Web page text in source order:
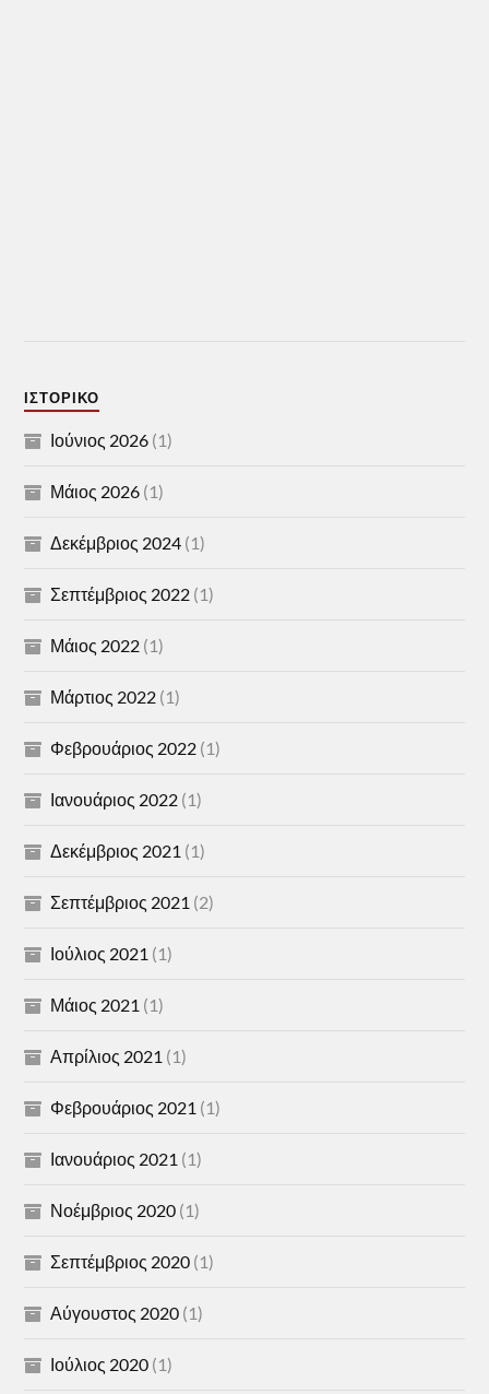
ΙΣΤΟΡΙΚΌ
Ιούνιος 2026 (1)
Μάιος 2026 (1)
Δεκέμβριος 2024 (1)
Σεπτέμβριος 2022 (1)
Μάιος 2022 (1)
Μάρτιος 2022 (1)
Φεβρουάριος 2022 (1)
Ιανουάριος 2022 (1)
Δεκέμβριος 2021 (1)
Σεπτέμβριος 2021 (2)
Ιούλιος 2021 (1)
Μάιος 2021 (1)
Απρίλιος 2021 (1)
Φεβρουάριος 2021 (1)
Ιανουάριος 2021 (1)
Νοέμβριος 2020 (1)
Σεπτέμβριος 2020 (1)
Αύγουστος 2020 (1)
Ιούλιος 2020 (1)